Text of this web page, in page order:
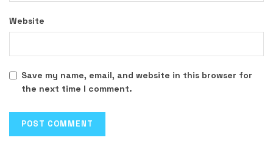
Website
Save my name, email, and website in this browser for
the next time I comment.